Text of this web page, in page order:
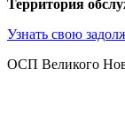
Территория
Узнать свою
ОСП Великого